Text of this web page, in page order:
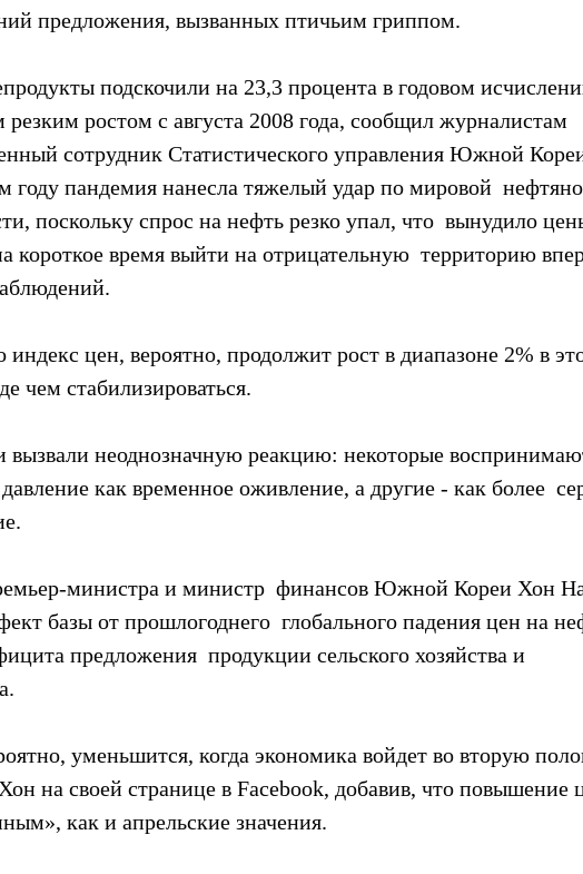
предложения, вызванных птичьим гриппом.
подскочили на 23,3 процента в годовом
резким ростом с августа 2008 года, сообщил журналистам
сотрудник Статистического управления Южной
пандемия нанесла тяжелый удар по мировой
поскольку спрос на нефть резко упал, что  вынудило
время выйти на отрицательную  территорию
индекс цен, вероятно, продолжит рост в диапазоне 2% в
чем стабилизироваться.
вызвали неоднозначную реакцию: некоторые
как временное оживление, а другие - как более
министра и министр  финансов Южной Кореи Хон
базы от прошлогоднего  глобального падения цен на
предложения  продукции сельского хозяйства и
уменьшится, когда экономика войдет во вторую
на своей странице в Facebook, добавив, что повышение
как и апрельские значения.